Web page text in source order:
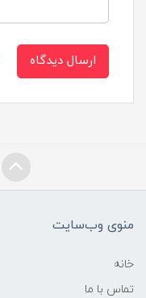
ارسال دیدگاه
منوی وب‌سایت
خانه
تماس با ما